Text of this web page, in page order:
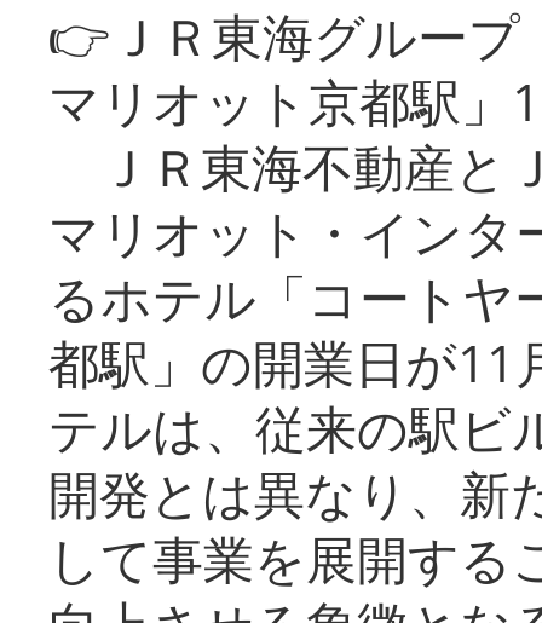
👉ＪＲ東海グルー
マリオット京都駅」
ＪＲ東海不動産と
マリオット・インタ
るホテル「コートヤ
都駅」の開業日が11
テルは、従来の駅ビ
開発とは異なり、新
して事業を展開する